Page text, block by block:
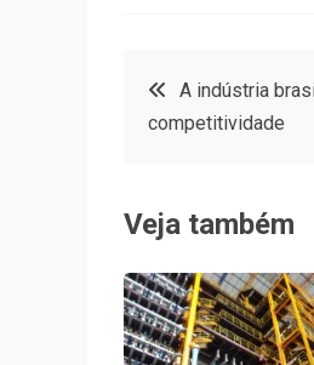
Post
A indústria
competitividade
Veja também